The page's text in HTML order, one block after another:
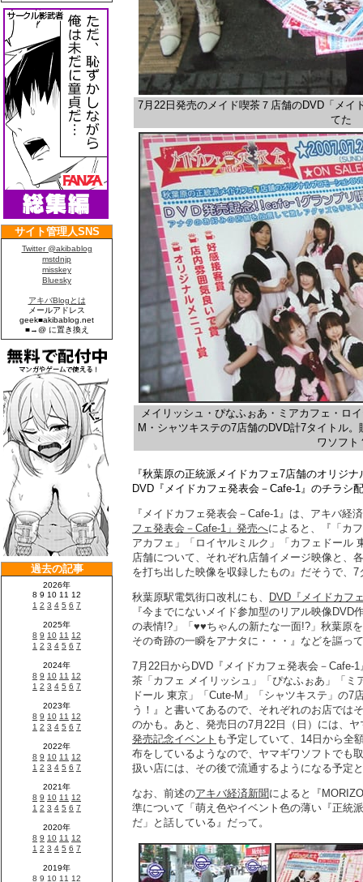
7月22日発売のメイド喫茶７店舗のDVD「メイ
てた
メイリッシュ・ぴなふぉあ・ミアカフェ・ロ
M・シャツキステの7店舗のDVD計7タイトル
ワソフト
『秋葉原の正統派メイドカフェ7店舗のオリジ
DVD『メイドカフェ発表会－Cafe-1』のチラシ
『メイドカフェ発表会－Cafe-1』は、アキバ経
フェ発表会－Cafe-1」発売へによると、『「カ
アカフェ」「ロイヤルミルク」「カフェドール
店舗について、それぞれ店舗イメージ映像と、
を打ち出した映像を収録したもの』だそうで、
秋葉原駅電気街口改札にも、
DVD『メイドカフ
『今までにないメイド参加型のリアル映像
の表情!?」「♥♥ちゃんの新たな一面!?」秋葉原
その奇跡の一瞬をアナタに・・・』などを謳っ
7月22日からDVD『メイドカフェ発表会－Cafe-
茶「カフェ メイリッシュ」「ぴなふぉあ」「ミ
ドール 東京」「Cute-M」「シャツキステ」の7
う！』と書いてあるので、それぞれのお店では
のかも。あと、発売日の7月22日（日）には、
発売記念イベント も予定していて、14日から全
布をしているようなので、ヤマギワソフトでも
扱い店には、その後で流通するようになる予定
なお、前述のアキバ経済新聞によると『
準について「萌え色やイベント色の薄い『正統
だ」と話している』だって。